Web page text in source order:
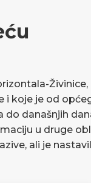
i koje je od
do današnjih
u druge
ali je